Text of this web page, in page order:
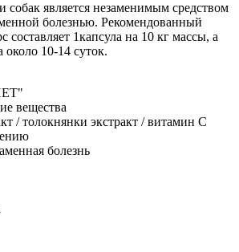
собак является незаменимым средством
болезнью. Рекомендованный
составляет 1капсула на 10 кг массы, а
около 10-14 суток.
вещества
/ толокнянки экстракт / витамин C
болезнь